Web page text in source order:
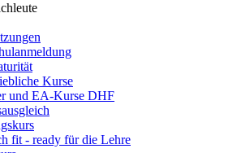
Kurse
und EA-Kurse DHF
fit - ready für die Lehre